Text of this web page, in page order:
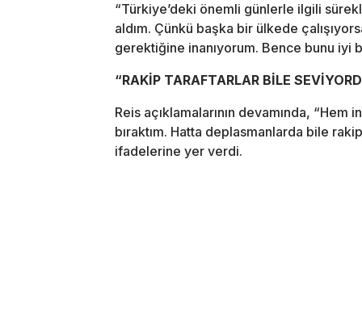
“Türkiye’deki önemli günlerle ilgili
aldım. Çünkü başka bir ülkede
gerektiğine inanıyorum. Bence bunu iyi
“RAKİP TARAFTARLAR BİLE
Reis açıklamalarının devamında,
bıraktım. Hatta deplasmanlarda bile
ifadelerine yer verdi.